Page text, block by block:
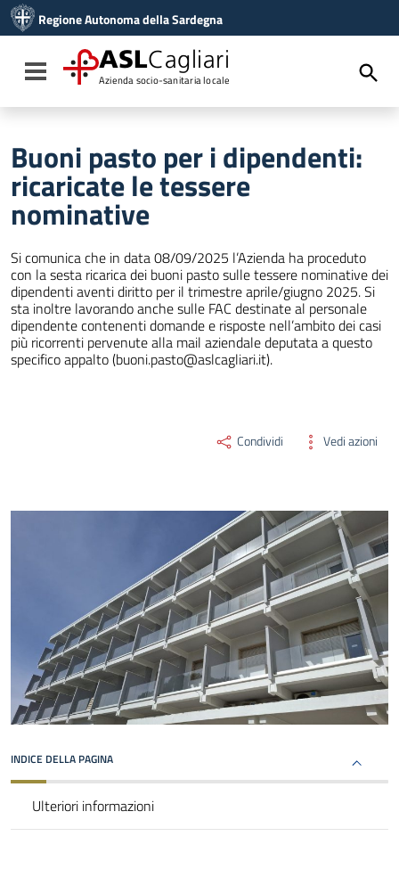
Vai al menu di navigazione
Vai al footer
Regione Autonoma della Sardegna
Toggle navigation
ASLCagliari
Azienda socio-sanitaria locale
Buoni pasto per i dipendenti:
ricaricate le tessere
nominative
Si comunica che in data 08/09/2025 l’Azienda ha proceduto
con la sesta ricarica dei buoni pasto sulle tessere nominative dei
dipendenti aventi diritto per il trimestre aprile/giugno 2025. Si
sta inoltre lavorando anche sulle FAC destinate al personale
dipendente contenenti domande e risposte nell’ambito dei casi
più ricorrenti pervenute alla mail aziendale deputata a questo
specifico appalto (buoni.pasto@aslcagliari.it).
Condividi Vedi azioni
INDICE DELLA PAGINA
Ulteriori informazioni